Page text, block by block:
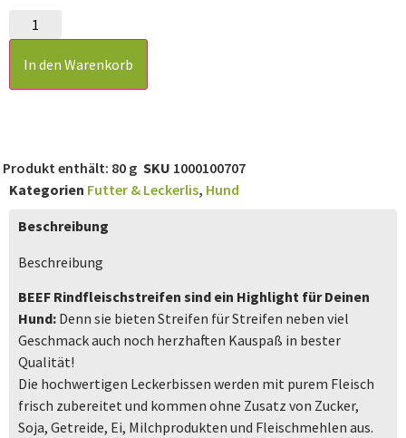
In den Warenkorb
Produkt enthält: 80 g SKU 1000100707
Kategorien Futter & Leckerlis, Hund
Beschreibung
Beschreibung
BEEF Rindfleischstreifen sind ein Highlight für Deinen
Hund: Denn sie bieten Streifen für Streifen neben viel
Geschmack auch noch herzhaften Kauspaß in bester
Qualität!
Die hochwertigen Leckerbissen werden mit purem Fleisch
frisch zubereitet und kommen ohne Zusatz von Zucker,
Soja, Getreide, Ei, Milchprodukten und Fleischmehlen aus.